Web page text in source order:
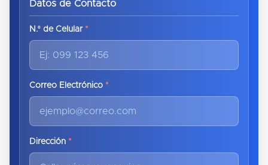
Datos de Contacto
N.º de Celular *
Correo Electrónico *
Dirección *